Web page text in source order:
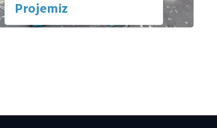
Projemiz